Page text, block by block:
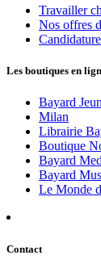
Travailler
Nos offres
Les boutiques en
Bayard
Milan
Librairie
Boutique
Bayard
Bayard
Le Monde
Contact